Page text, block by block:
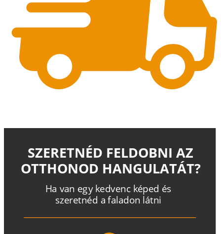
Ha van egy kedvenc képed és
szeretnéd a faladon látni
SZERETNÉD FELDOBNI AZ
OTTHONOD HANGULATÁT?